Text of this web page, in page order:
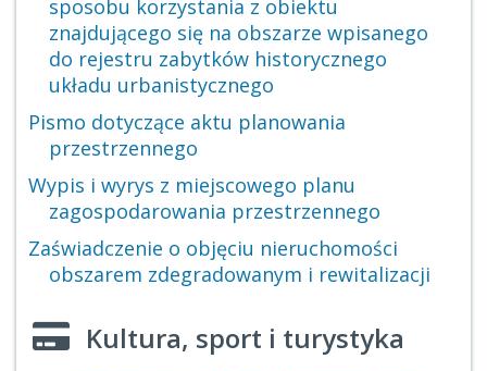
sposobu korzystania z obiektu
znajdującego się na obszarze wpisanego
do rejestru zabytków historycznego
układu urbanistycznego
Pismo dotyczące aktu planowania
przestrzennego
Wypis i wyrys z miejscowego planu
zagospodarowania przestrzennego
Zaświadczenie o objęciu nieruchomości
obszarem zdegradowanym i rewitalizacji
Kultura, sport i turystyka